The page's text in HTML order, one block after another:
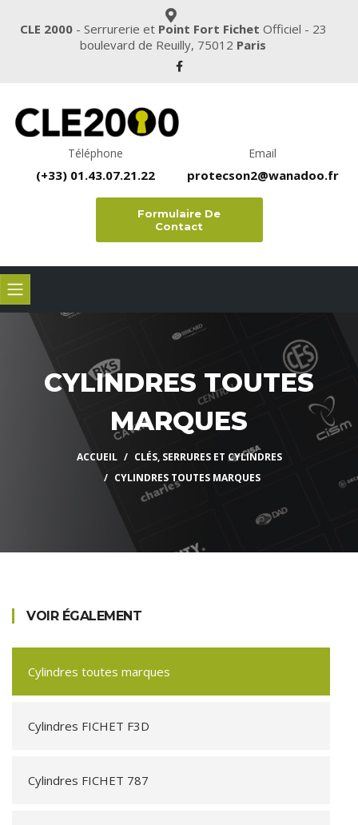
CLE 2000- Serrurerie et Point Fort Fichet Officiel - 23
boulevard de Reuilly, 75012 Paris
Téléphone
(+33) 01.43.07.21.22
Email
protecson2@wanadoo.fr
Formulaire De
Contact
CYLINDRES TOUTES
MARQUES
ACCUEIL
CLÉS, SERRURES ET CYLINDRES
CYLINDRES TOUTES MARQUES
VOIR ÉGALEMENT
Cylindres toutes marques
Cylindres FICHET F3D
Cylindres FICHET 787